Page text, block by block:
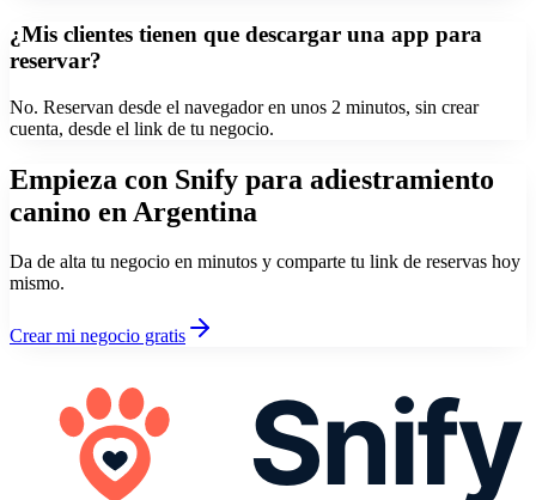
¿Mis clientes tienen que descargar una app para
reservar?
No. Reservan desde el navegador en unos 2 minutos, sin crear
cuenta, desde el link de tu negocio.
Empieza con Snify para adiestramiento
canino en Argentina
Da de alta tu negocio en minutos y comparte tu link de reservas hoy
mismo.
Crear mi negocio gratis